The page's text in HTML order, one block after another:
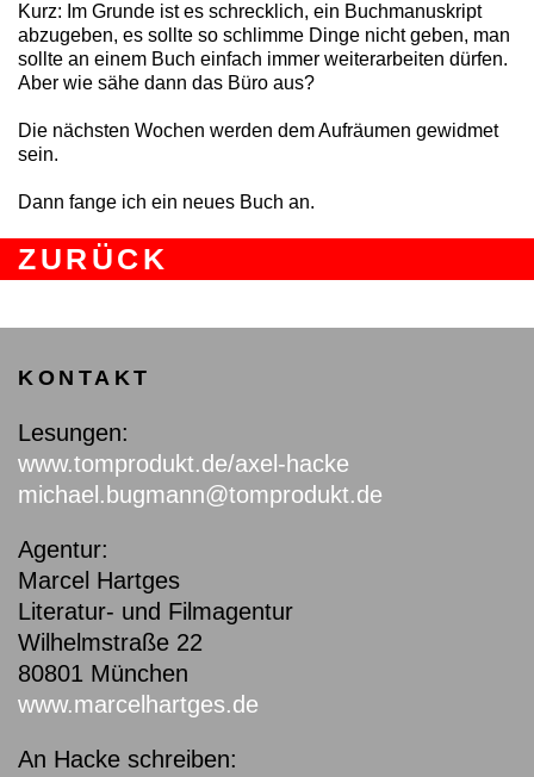
Kurz: Im Grunde ist es schrecklich, ein Buchmanuskript
abzugeben, es sollte so schlimme Dinge nicht geben, man
sollte an einem Buch einfach immer weiterarbeiten dürfen.
Aber wie sähe dann das Büro aus?
Die nächsten Wochen werden dem Aufräumen gewidmet
sein.
Dann fange ich ein neues Buch an.
ZURÜCK
KONTAKT
Lesungen:
www.tomprodukt.de/axel-hacke
michael.bugmann@tomprodukt.de
Agentur:
Marcel Hartges
Literatur- und Filmagentur
Wilhelmstraße 22
80801 München
www.marcelhartges.de
An Hacke schreiben: